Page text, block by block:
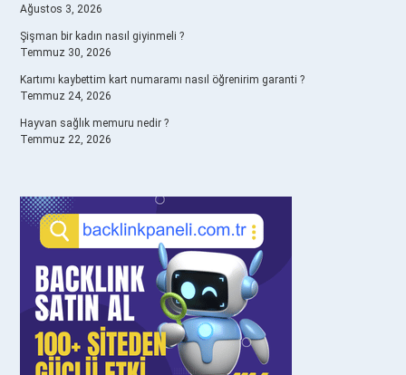
Ağustos 3, 2026
Şişman bir kadın nasıl giyinmeli ?
Temmuz 30, 2026
Kartımı kaybettim kart numaramı nasıl öğrenirim garanti ?
Temmuz 24, 2026
Hayvan sağlık memuru nedir ?
Temmuz 22, 2026